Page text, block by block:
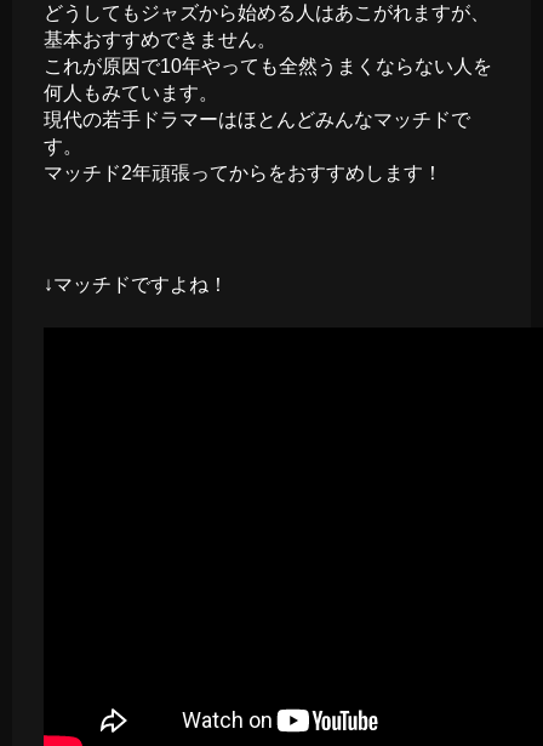
どうしてもジャズから始める人はあこがれますが、
基本おすすめできません。
これが原因で10年やっても全然うまくならない人を
何人もみています。
現代の若手ドラマーはほとんどみんなマッチドで
す。
マッチド2年頑張ってからをおすすめします！
↓マッチドですよね！